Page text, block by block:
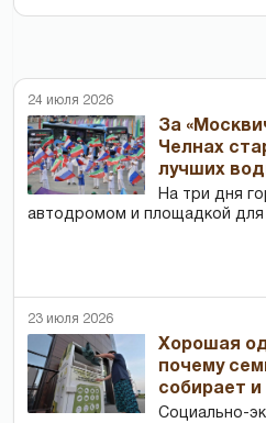
24 июля 2026
За
Челнах
лучших
На три дня
автодромом и площадкой для
23 июля 2026
Хорошая
почему
собирает
Социально-